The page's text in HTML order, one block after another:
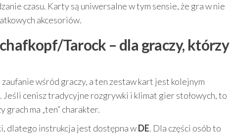
czasu. Karty są uniwersalne w tym sensie, że gra w nie
akcesoriów.
Tarock – dla graczy, którzy
wśród graczy, a ten zestaw kart jest kolejnym
Jeśli cenisz tradycyjne rozgrywki i klimat gier stołowych, to
ma „ten” charakter.
dlatego instrukcja jest dostępna wDE. Dla części osób to